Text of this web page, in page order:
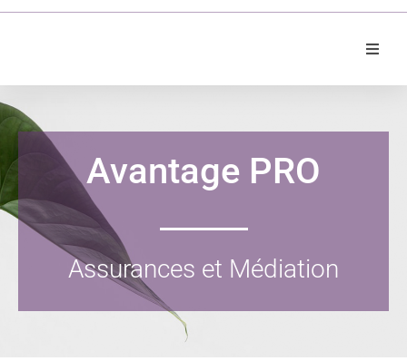
Accueil
SUP-H
Professionnels
Particuliers
Avantage PRO
Assurances et Médiation